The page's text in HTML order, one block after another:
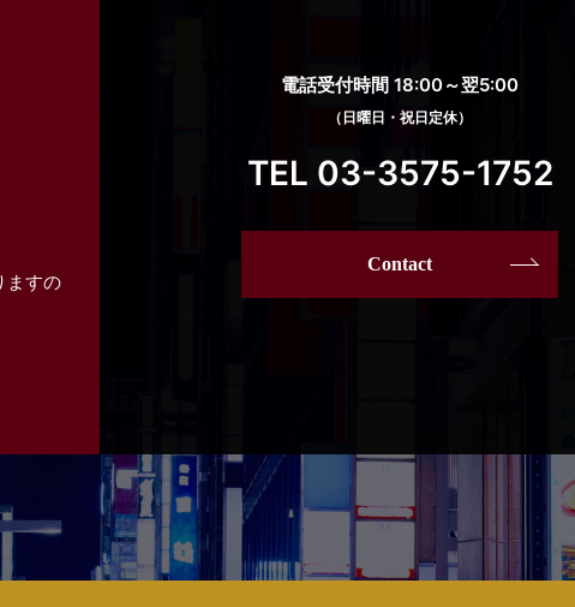
ますの
電話受付時間 18:00～翌5:00
（日曜日・祝日定休）
TEL 03-3575-1752
Contact